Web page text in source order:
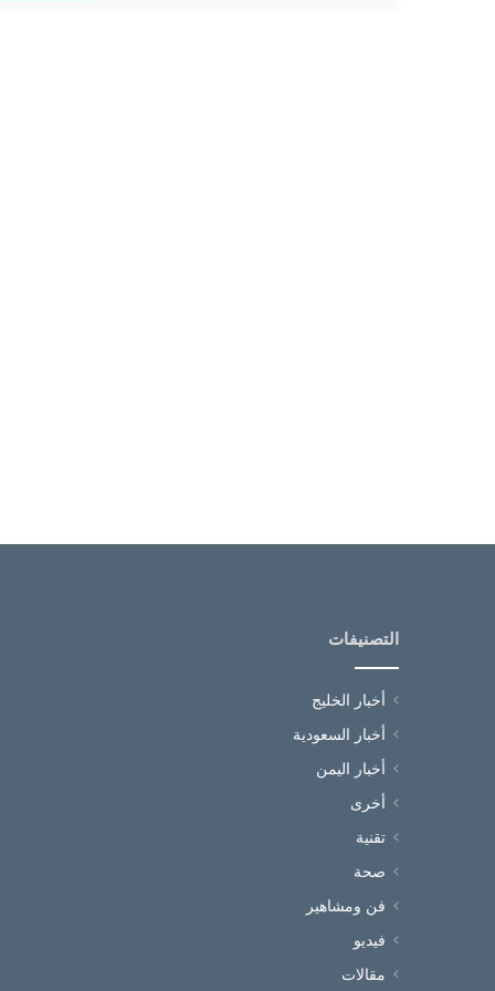
التصنيفات
أخبار الخليج
أخبار السعودية
أخبار اليمن
أخرى
تقنية
صحة
فن ومشاهير
فيديو
مقالات